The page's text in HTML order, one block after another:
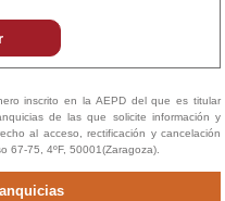
inscrito en la AEPD del que es titular
de las que solicite información y
al acceso, rectificación y cancelación
67-75, 4ºF, 50001(Zaragoza).